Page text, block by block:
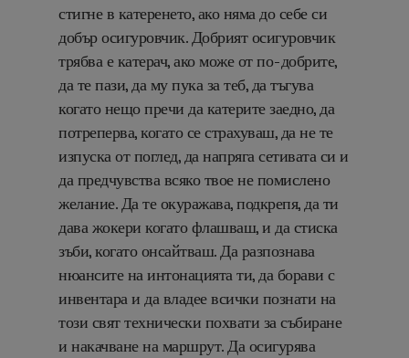
стигне в катеренето, ако няма до себе си
добър осигуровчик. Добрият осигуровчик
трябва е катерач, ако може от по-добрите,
да те пази, да му пука за теб, да тъгува
когато нещо пречи да катерите заедно, да
потреперва, когато се страхуваш, да не те
изпуска от поглед, да напряга сетивата си и
да предчувства всяко твое не помислено
желание. Да те окуражава, подкрепя, да ти
дава жокери когато флашваш, и да стиска
зъби, когато онсайтваш. Да разпознава
нюансите на интонацията ти, да борави с
инвентара и да владее всички познати на
този свят технически похвати за събиране
и накачване на маршрут. Да осигурява